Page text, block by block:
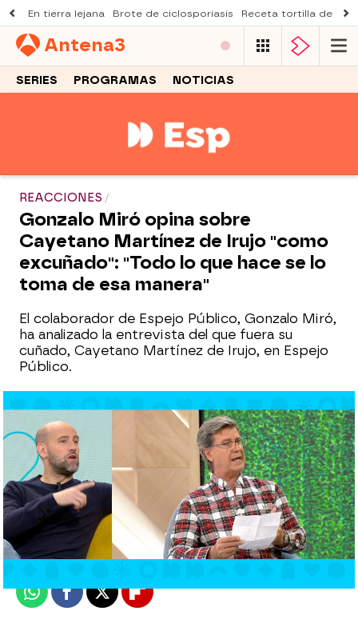
En tierra lejana Brote de ciclosporiasis Receta tortilla de
Antena3
SERIES PROGRAMAS NOTICIAS
REACCIONES
Gonzalo Miró opina sobre
Cayetano Martínez de Irujo "como
excuñado": "Todo lo que hace se lo
toma de esa manera"
El colaborador de Espejo Público, Gonzalo Miró,
ha analizado la entrevista del que fuera su
cuñado, Cayetano Martínez de Irujo, en Espejo
Público.
Laura Simón
Publicado:30 de enero de 2024, 14:07
WhatsappFacebook
X Flipboard